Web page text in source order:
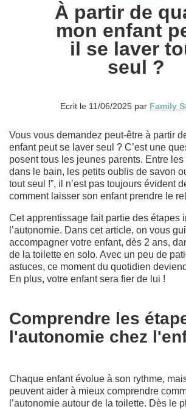
À partir de
mon enfant
il se laver
seul ?
Ecrit le 11/06/2025 par Family
Vous vous demandez peut-être à partir
enfant peut se laver seul ? C’est une
posent tous les jeunes parents. Entre
dans le bain, les petits oublis de savon
tout seul !”, il n’est pas toujours évident
comment laisser son enfant prendre le
Cet apprentissage fait partie des étapes
l’autonomie. Dans cet article, on vous
accompagner votre enfant, dès 2 ans,
de la toilette en solo. Avec un peu de
astuces, ce moment du quotidien
En plus, votre enfant sera fier de lui !
Comprendre les
l'autonomie chez
Chaque enfant évolue à son rythme,
peuvent aider à mieux comprendre
l’autonomie autour de la toilette. Dès le